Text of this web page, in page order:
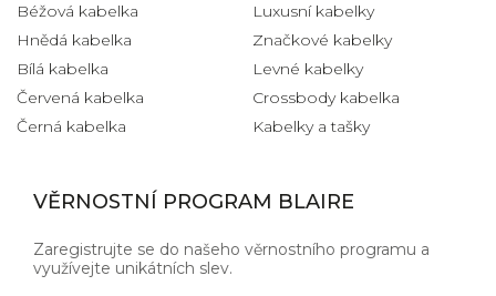
Béžová kabelka
Hnědá kabelka
Bílá kabelka
Červená kabelka
Černá kabelka
Luxusní kabelky
Značkové kabelky
Levné kabelky
Crossbody kabelka
Kabelky a tašky
VĚRNOSTNÍ PROGRAM BLAIRE
Zaregistrujte se do našeho věrnostního programu a
využívejte unikátních slev.